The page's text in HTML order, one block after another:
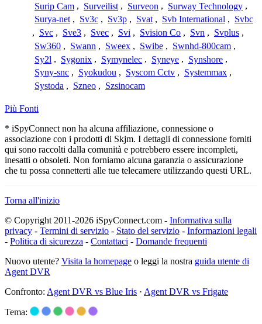
Surip Cam , Surveilist , Surveon , Surway Technology ,
Surya-net , Sv3c , Sv3p , Svat , Svb International , Svbc
, Svc , Sve3 , Svec , Svi , Svision Co , Svn , Svplus ,
Sw360 , Swann , Sweex , Swibe , Swnhd-800cam ,
Sy2l , Sygonix , Symynelec , Syneye , Synshore ,
Syny-snc , Syokudou , Syscom Cctv , Systemmax ,
Systoda , Szneo , Szsinocam
Più Fonti
* iSpyConnect non ha alcuna affiliazione, connessione o
associazione con i prodotti di Skjm. I dettagli di connessione forniti
qui sono raccolti dalla comunità e potrebbero essere incompleti,
inesatti o obsoleti. Non forniamo alcuna garanzia o assicurazione
che tu possa connetterti alle tue telecamere utilizzando questi URL.
Torna all'inizio
© Copyright 2011-2026 iSpyConnect.com - Informativa sulla
privacy - Termini di servizio - Stato del servizio - Informazioni legali
- Politica di sicurezza - Contattaci - Domande frequenti
Nuovo utente? Visita la homepage o leggi la nostra guida utente di
Agent DVR
Confronto: Agent DVR vs Blue Iris · Agent DVR vs Frigate
Tema: